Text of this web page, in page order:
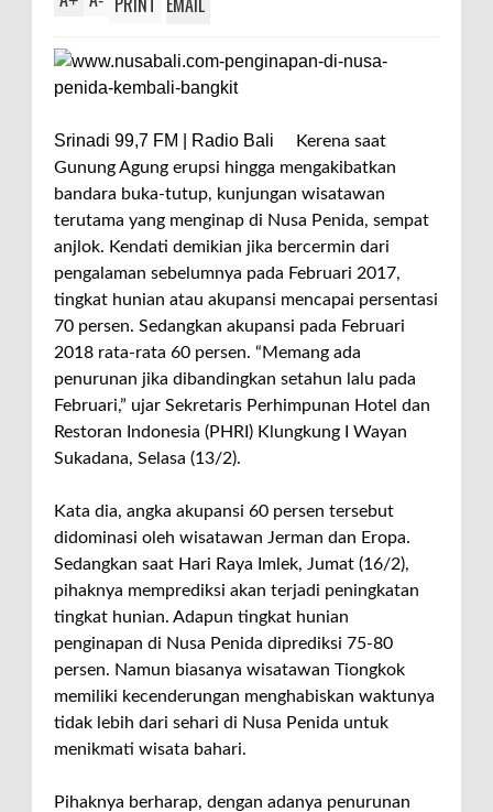
Srinadi 99,7 FM | Radio Bali
Kerena saat
Gunung Agung erupsi hingga mengakibatkan
bandara buka-tutup, kunjungan wisatawan
terutama yang menginap di Nusa Penida, sempat
anjlok. Kendati demikian jika bercermin dari
pengalaman sebelumnya pada Februari 2017,
tingkat hunian atau akupansi mencapai persentasi
70 persen. Sedangkan akupansi pada Februari
2018 rata-rata 60 persen. “Memang ada
penurunan jika dibandingkan setahun lalu pada
Februari,” ujar Sekretaris Perhimpunan Hotel dan
Restoran Indonesia (PHRI) Klungkung I Wayan
Sukadana, Selasa (13/2).
Kata dia, angka akupansi 60 persen tersebut
didominasi oleh wisatawan Jerman dan Eropa.
Sedangkan saat Hari Raya Imlek, Jumat (16/2),
pihaknya memprediksi akan terjadi peningkatan
tingkat hunian. Adapun tingkat hunian
penginapan di Nusa Penida diprediksi 75-80
persen. Namun biasanya wisatawan Tiongkok
memiliki kecenderungan menghabiskan waktunya
tidak lebih dari sehari di Nusa Penida untuk
menikmati wisata bahari.
Pihaknya berharap, dengan adanya penurunan